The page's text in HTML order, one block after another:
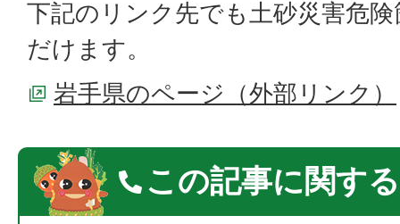
下記のリンク先でも土砂災害危
だけます。
岩手県のページ（外部リンク）
この記事に関す